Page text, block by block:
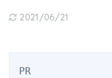
2021/06/21
PR